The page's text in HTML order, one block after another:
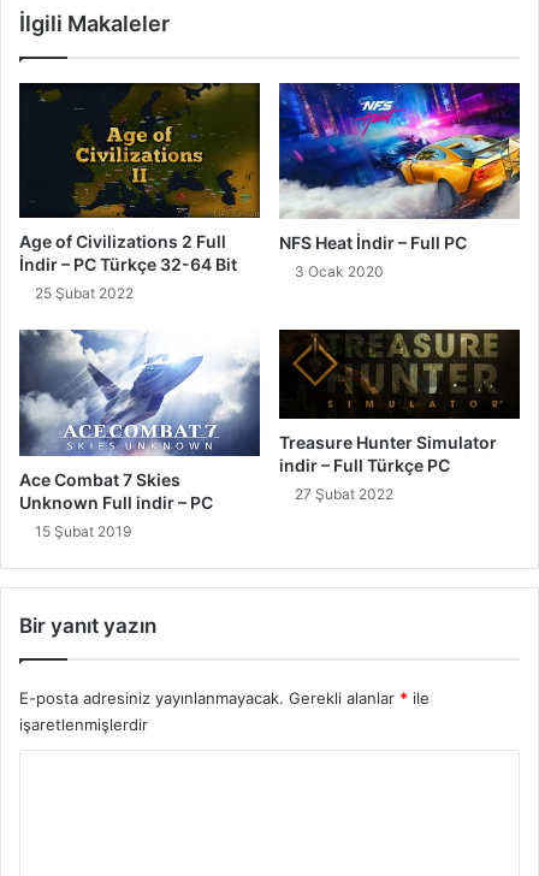
İlgili Makaleler
Age of Civilizations 2 Full
İndir – PC Türkçe 32-64 Bit
25 Şubat 2022
NFS Heat İndir – Full PC
3 Ocak 2020
Ace Combat 7 Skies
Unknown Full indir – PC
15 Şubat 2019
Treasure Hunter Simulator
indir – Full Türkçe PC
27 Şubat 2022
Bir yanıt yazın
E-posta adresiniz yayınlanmayacak. Gerekli alanlar * ile
işaretlenmişlerdir